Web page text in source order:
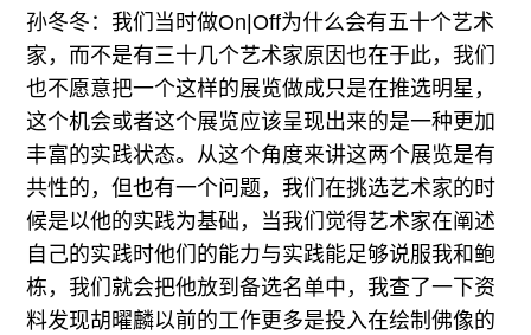
孙冬冬：我们当时做On|Off为什么会有五十个艺术
家，而不是有三十几个艺术家原因也在于此，我们
也不愿意把一个这样的展览做成只是在推选明星，
这个机会或者这个展览应该呈现出来的是一种更加
丰富的实践状态。从这个角度来讲这两个展览是有
共性的，但也有一个问题，我们在挑选艺术家的时
候是以他的实践为基础，当我们觉得艺术家在阐述
自己的实践时他们的能力与实践能足够说服我和鲍
栋，我们就会把他放到备选名单中，我查了一下资
料发现胡曜麟以前的工作更多是投入在绘制佛像的